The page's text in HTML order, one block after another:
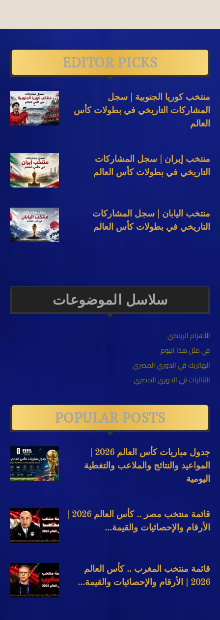
EDITOR PICKS
منتخب كوريا الجنوبية | سجل
المشاركات التاريخي في بطولات كأس
العالم
منتخب إيران | سجل المشاركات
التاريخي في بطولات كأس العالم
منتخب اليابان | سجل المشاركات
التاريخي في بطولات كأس العالم
سلاسل الموضوعات
الأهرام الرياضي
في مثل هذا اليوم
الهاتريك في الدوري المصري
الثنائيات في الدوري المصري
POPULAR POSTS
المواعيد والنتائج والملاعب والتغطية
اليومية
الأرقام والإحصائيات والقيمة...
قائمة منتخب المغرب .. كأس العالم
2026 | الأرقام والإحصائيات والقيمة...